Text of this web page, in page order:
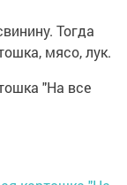
Тогда
мясо, лук.
"На все